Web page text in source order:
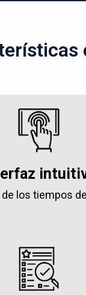
los tiempos